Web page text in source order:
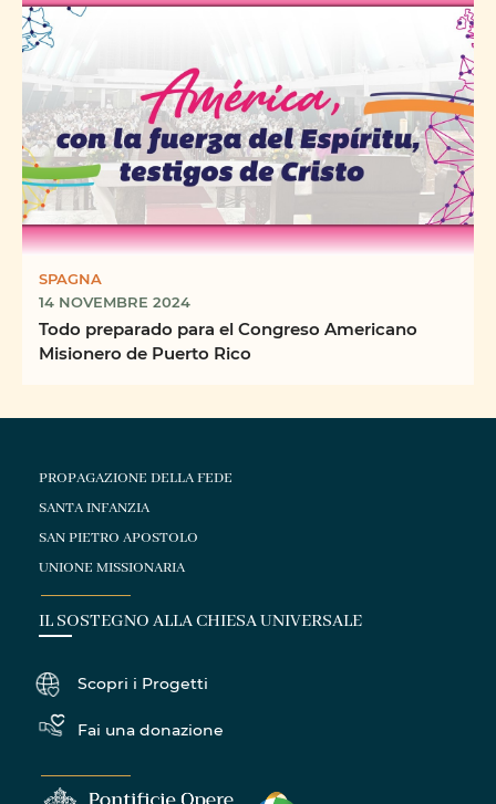
SPAGNA
14 NOVEMBRE 2024
Todo preparado para el Congreso Americano
Misionero de Puerto Rico
PROPAGAZIONE DELLA FEDE
SANTA INFANZIA
SAN PIETRO APOSTOLO
UNIONE MISSIONARIA
IL SOSTEGNO ALLA CHIESA UNIVERSALE
Scopri i Progetti
Fai una donazione